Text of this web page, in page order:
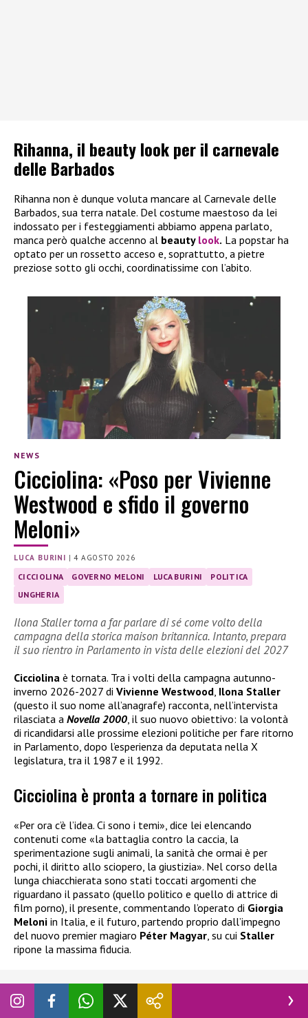
Rihanna, il beauty look per il carnevale
delle Barbados
Rihanna non è dunque voluta mancare al Carnevale delle
Barbados, sua terra natale. Del costume maestoso da lei
indossato per i festeggiamenti abbiamo appena parlato,
manca però qualche accenno al beauty look. La popstar ha
optato per un rossetto acceso e, soprattutto, a pietre
preziose sotto gli occhi, coordinatissime con l’abito.
NEWS
Cicciolina: «Poso per Vivienne
Westwood e sfido il governo
Meloni»
LUCA BURINI |4 AGOSTO 2026
CICCIOLINA GOVERNO MELONI LUCA BURINI
POLITICA
UNGHERIA
Ilona Staller torna a far parlare di sé come volto della
campagna della storica maison britannica. Intanto, prepara
il suo rientro in Parlamento in vista delle elezioni del 2027
Cicciolina è tornata. Tra i volti della campagna autunno-
inverno 2026-2027 di Vivienne Westwood Ilona Staller
(questo il suo nome all’anagrafe) racconta, nell’intervista
rilasciata a Novella 2000 , il suo nuovo obiettivo: la volontà
di ricandidarsi alle prossime elezioni politiche per fare ritorno
in Parlamento, dopo l’esperienza da deputata nella X
legislatura, tra il 1987 e il 1992.
Cicciolina è pronta a tornare in politica
«Per ora c’è l’idea. Ci sono i temi», dice lei elencando
contenuti come «la battaglia contro la caccia, la
sperimentazione sugli animali, la sanità che ormai è per
pochi, il diritto allo sciopero, la giustizia». Nel corso della
lunga chiacchierata sono stati toccati argomenti che
riguardano il passato (quello politico e quello di attrice di
film porno), il presente, commentando l’operato di Giorgia
Meloni in Italia, e il futuro, partendo proprio dall’impegno
del nuovo premier magiaro Péter Magyar, su cui Staller
ripone la massima fiducia.